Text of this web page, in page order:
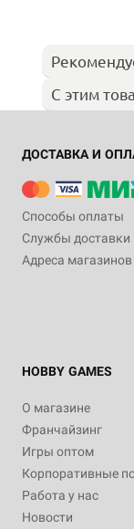
С этим
ДОСТАВКА И
Способы оплаты
Службы доставки
Адреса магазинов
HOBBY GAMES
О магазине
Франчайзинг
Игры оптом
Корпоративные
Работа у нас
Новости